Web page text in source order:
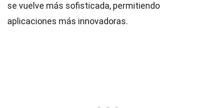
se vuelve más sofisticada, permitiendo
aplicaciones más innovadoras.